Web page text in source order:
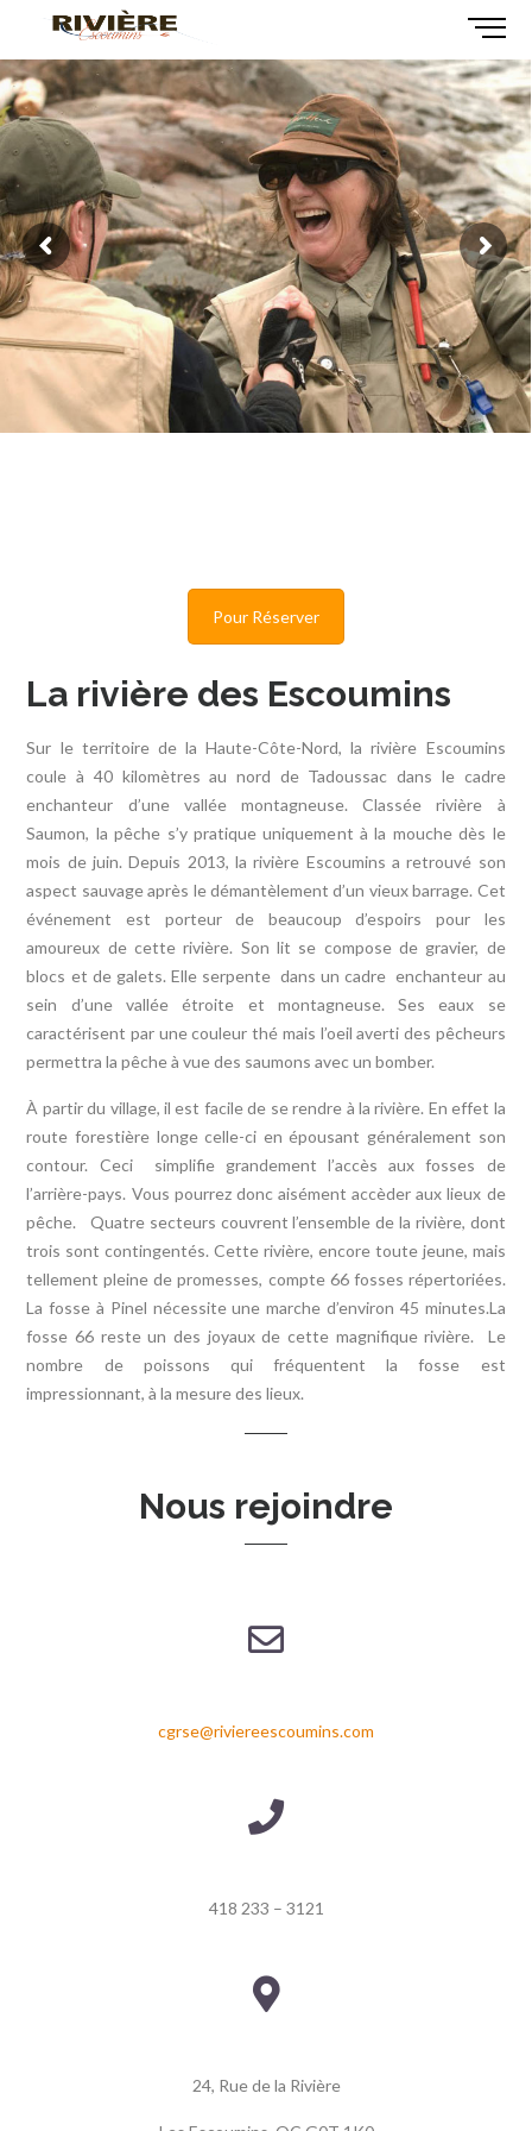
Pour Réserver
La rivière des Escoumins
Sur le territoire de la Haute-Côte-Nord, la rivière Escoumins
coule à 40 kilomètres au nord de Tadoussac dans le cadre
enchanteur d’une vallée montagneuse. Classée rivière à
Saumon, la pêche s’y pratique uniquement à la mouche dès le
mois de juin. Depuis 2013, la rivière Escoumins a retrouvé son
aspect sauvage après le démantèlement d’un vieux barrage. Cet
événement est porteur de beaucoup d’espoirs pour les
amoureux de cette rivière. Son lit se compose de gravier, de
blocs et de galets. Elle serpente dans un cadre enchanteur au
sein d’une vallée étroite et montagneuse. Ses eaux se
caractérisent par une couleur thé mais l’oeil averti des pêcheurs
permettra la pêche à vue des saumons avec un bomber.
À partir du village, il est facile de se rendre à la rivière. En effet la
route forestière longe celle-ci en épousant généralement son
contour. Ceci simplifie grandement l’accès aux fosses de
l’arrière-pays. Vous pourrez donc aisément accèder aux lieux de
pêche. Quatre secteurs couvrent l’ensemble de la rivière, dont
trois sont contingentés. Cette rivière, encore toute jeune, mais
tellement pleine de promesses, compte 66 fosses répertoriées.
La fosse à Pinel nécessite une marche d’environ 45 minutes.La
fosse 66 reste un des joyaux de cette magnifique rivière. Le
nombre de poissons qui fréquentent la fosse est
impressionnant, à la mesure des lieux.
Nous rejoindre
cgrse@riviereescoumins.com
418 233 – 3121
24, Rue de la Rivière